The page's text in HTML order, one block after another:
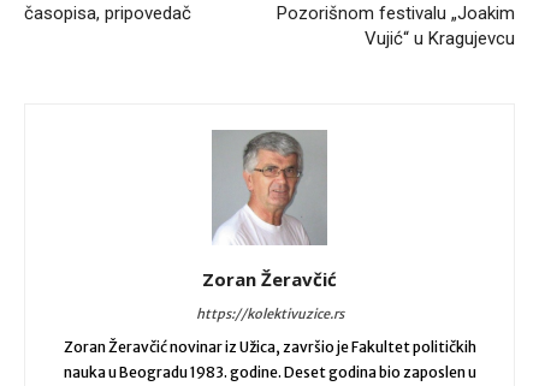
časopisa, pripovedač
Pozorišnom festivalu „Joakim
Vujić“ u Kragujevcu
Zoran Žeravčić
https://kolektivuzice.rs
Zoran Žeravčić novinar iz Užica, završio je Fakultet političkih
nauka u Beogradu 1983. godine. Deset godina bio zaposlen u